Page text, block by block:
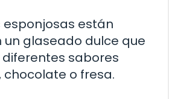
esponjosas están
un glaseado dulce que
sabores
chocolate o fresa.